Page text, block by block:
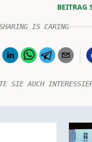
BEITRAG
IS CARING
SIE AUCH